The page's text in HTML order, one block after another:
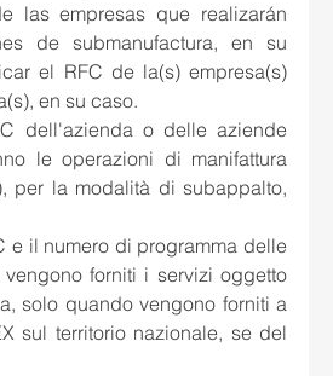
las empresas que realizarán
de submanufactura, en su
el RFC de la(s) empresa(s)
en su caso.
dell'azienda o delle aziende
le operazioni di manifattura
per la modalità di subappalto,
e il numero di programma delle
forniti i servizi oggetto
solo quando vengono forniti a
sul territorio nazionale, se del